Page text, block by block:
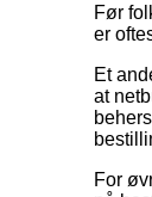
Før
er
Et
at
For